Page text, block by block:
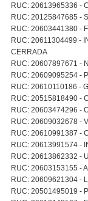
RUC: 20613965336 -
RUC: 20125847685 -
RUC: 20603441380 -
RUC: 20611304499 -
CERRADA
RUC: 20607897671 -
RUC: 20609095254 -
RUC: 20610110186 -
RUC: 20515818490 -
RUC: 20603474296 -
RUC: 20609032678 -
RUC: 20610991387 -
RUC: 20613991574 -
RUC: 20613862332 -
RUC: 20603153155 -
RUC: 20609621304 -
RUC: 20501495019 -